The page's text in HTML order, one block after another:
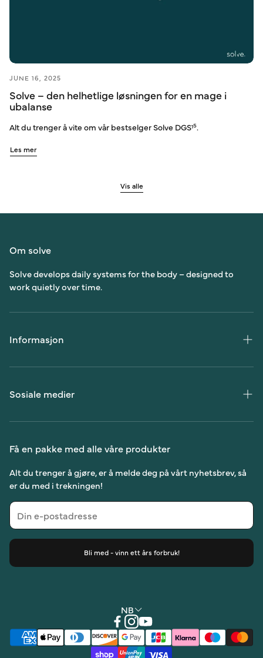
JUNE 16, 2025
Solve – den helhetlige løsningen for en mage i
ubalanse
Alt du trenger å vite om vår bestselger Solve DGS¹⁵.
Les mer
Vis alle
Om solve
Solve develops daily systems for the body – designed to
work quietly over time.
Informasjon
Kundeservice
Vilkår og betingelser
Hva andre sier
Sosiale medier
Instagram
YouTube
Facebook
Få en pakke med alle våre produkter
Alt du trenger å gjøre, er å melde deg på vårt nyhetsbrev, så
er du med i trekningen!
Bli med - vinn ett års forbruk!
NB